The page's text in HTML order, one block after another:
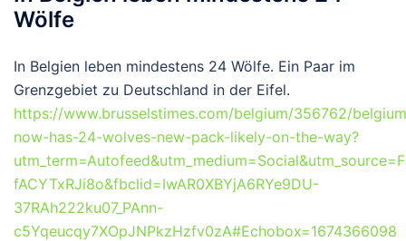
Wölfe
In Belgien leben mindestens 24 Wölfe. Ein Paar im
Grenzgebiet zu Deutschland in der Eifel.
https://www.brusselstimes.com/belgium/356762/
now-has-24-wolves-new-pack-likely-on-the-way?
fACYTxRJi8o&fbclid=IwAR0XBYjA6RYe9DU-
37RAh222ku07_PAnn-
c5Yqeucqy7XOpJNPkzHzfv0zA#Echobox=1674366098